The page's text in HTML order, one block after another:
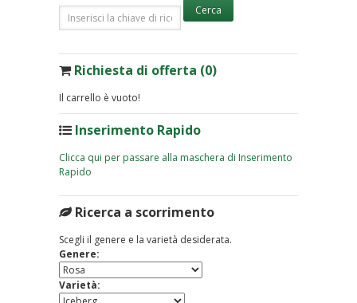
Richiesta di offerta (0)
Il carrello è vuoto!
Inserimento Rapido
Clicca qui per passare alla maschera di Inserimento
Rapido
Ricerca a scorrimento
Scegli il genere e la varietà desiderata.
Genere:
Varietà: